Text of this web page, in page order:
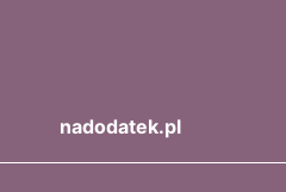
nadodatek.pl